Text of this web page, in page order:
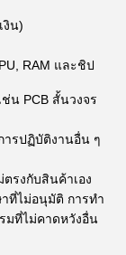
งิน)
RAM และชิป
น PCB สั้นวงจร
ารปฏิบัติงานอื่น ๆ
รงกับสินค้าเอง
ที่ไม่อนุมัติ การทํา
มที่ไม่คาดหวังอื่น